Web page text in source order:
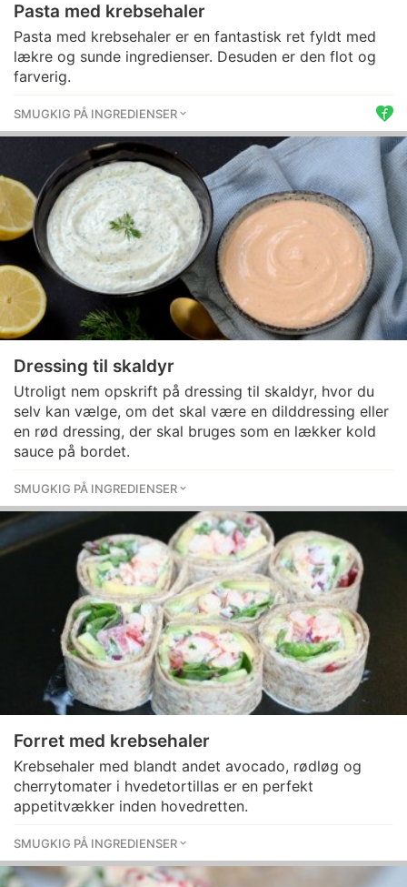
Pasta med krebsehaler
Pasta med krebsehaler er en fantastisk ret fyldt med
lækre og sunde ingredienser. Desuden er den flot og
farverig.
SMUGKIG PÅ INGREDIENSER
Dressing til skaldyr
Utroligt nem opskrift på dressing til skaldyr, hvor du
selv kan vælge, om det skal være en dilddressing eller
en rød dressing, der skal bruges som en lækker kold
sauce på bordet.
SMUGKIG PÅ INGREDIENSER
Forret med krebsehaler
Krebsehaler med blandt andet avocado, rødløg og
cherrytomater i hvedetortillas er en perfekt
appetitvækker inden hovedretten.
SMUGKIG PÅ INGREDIENSER